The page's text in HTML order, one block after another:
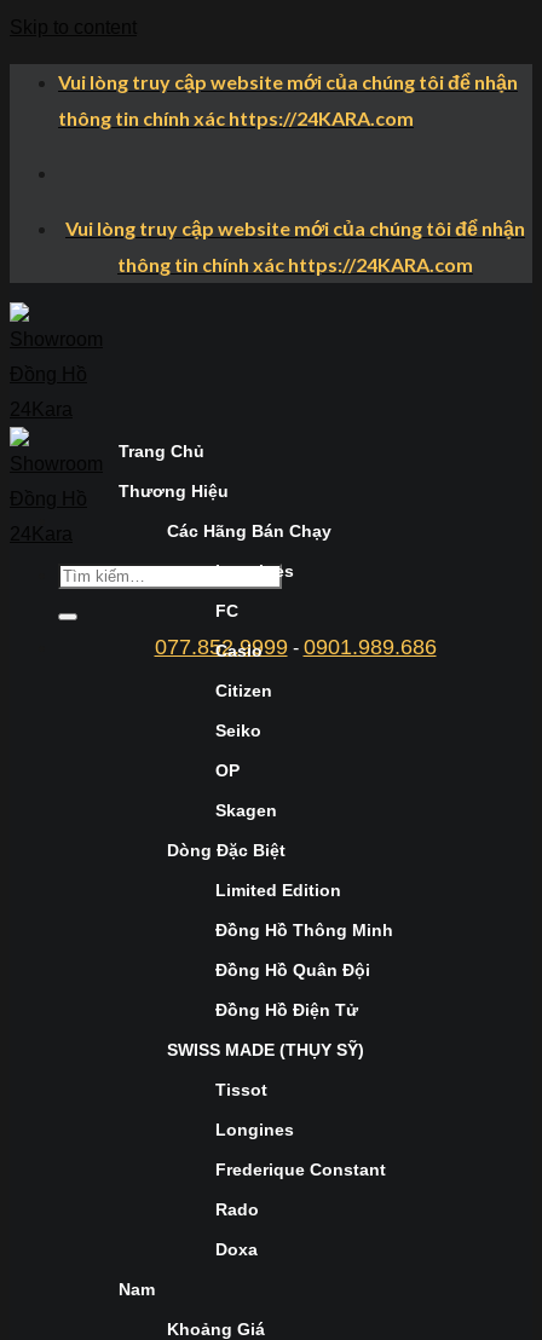
Vui lòng truy cập website mới của chúng tôi để nhận
thông tin chính xác https://24KARA.com
Vui lòng truy cập website mới của chúng tôi để nhận
thông tin chính xác https://24KARA.com
077.852.9999- 0901.989.686
Trang Chủ
Thương Hiệu
Các Hãng Bán Chạy
Longines
FC
Casio
Citizen
Seiko
OP
Skagen
Dòng Đặc Biệt
Limited Edition
Đồng Hồ Thông Minh
Đồng Hồ Quân Đội
Đồng Hồ Điện Tử
SWISS MADE (THỤY SỸ)
Tissot
Longines
Frederique Constant
Rado
Doxa
Nam
Khoảng Giá